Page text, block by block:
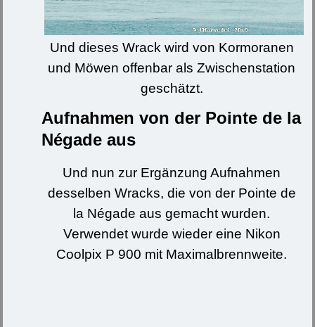
Und dieses Wrack wird von Kormoranen
und Möwen offenbar als Zwischenstation
geschätzt.
Aufnahmen von der Pointe de la
Négade aus
Und nun zur Ergänzung Aufnahmen
desselben Wracks, die von der Pointe de
la Négade aus gemacht wurden.
Verwendet wurde wieder eine Nikon
Coolpix P 900 mit Maximalbrennweite.